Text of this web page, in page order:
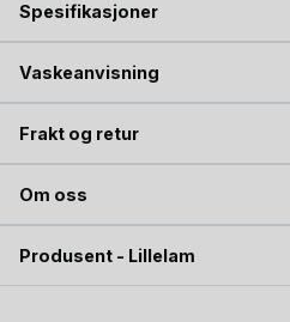
Spesifikasjoner
Vaskeanvisning
Frakt og retur
Om oss
Produsent - Lillelam